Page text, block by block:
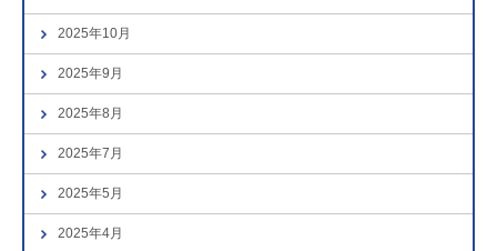
2025年10月
2025年9月
2025年8月
2025年7月
2025年5月
2025年4月